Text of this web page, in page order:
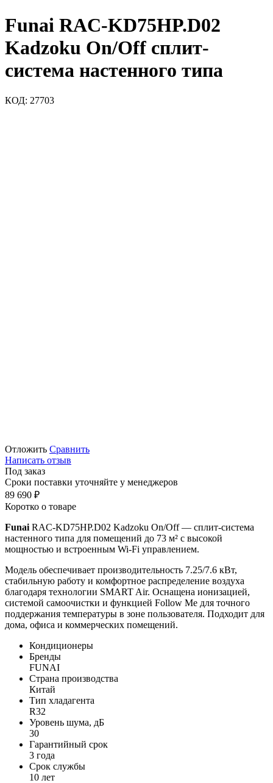
Funai RAC-KD75HP.D02
Kadzoku On/Off сплит-
система настенного типа
КОД: 27703
Отложить Сравнить
Написать отзыв
Под заказ
Сроки поставки уточняйте у менеджеров
89 690 ₽
Коротко о товаре
Funai RAC-KD75HP.D02 Kadzoku On/Off — сплит-система
настенного типа для помещений до 73 м² с высокой
мощностью и встроенным Wi-Fi управлением.
Модель обеспечивает производительность 7.25/7.6 кВт,
стабильную работу и комфортное распределение воздуха
благодаря технологии SMART Air. Оснащена ионизацией,
системой самоочистки и функцией Follow Me для точного
поддержания температуры в зоне пользователя. Подходит для
дома, офиса и коммерческих помещений.
Кондиционеры
Бренды
FUNAI
Страна производства
Китай
Тип хладагента
R32
Уровень шума, дБ
30
Гарантийный срок
3 года
Срок службы
10 лет